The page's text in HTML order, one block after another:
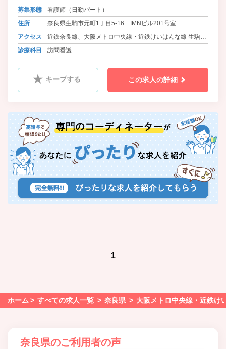
の登用も積極的に行なって参りま
募集形態
看護師（日勤パート）
住所
奈良県生駒市元町1丁目5-16 IMNビル201号室
アクセス
近鉄奈良線、大阪メトロ中央線・近鉄けいはんな線 生駒駅
徒歩1分
診療科目 訪問看護
キープする この求人の詳細
1
ホーム すべての求人一覧 奈良県 大阪メトロ中央線・近鉄け
奈良県のご利用者の声